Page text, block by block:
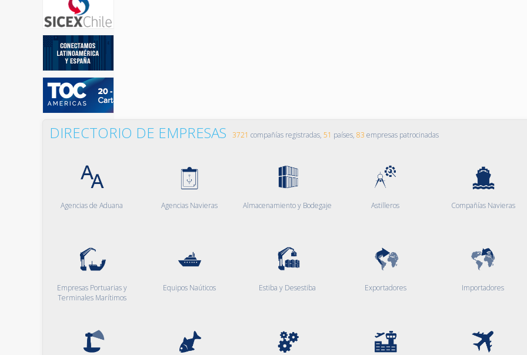
DIRECTORIO DE EMPRESAS 3721 compañías registradas, 51 países, 83 empresas patrocinadas
Agencias de Aduana Agencias Navieras Almacenamiento y Bodegaje Astilleros Compañías Navieras
Empresas Portuarias y
Terminales Marítimos
Equipos Naúticos Estiba y Desestiba Exportadores Importadores